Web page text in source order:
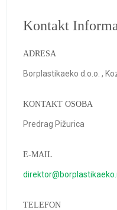
Kontakt
ADRESA
Borplastikaeko d.o.o. ,
KONTAKT OSOBA
Predrag Pižurica
E-MAIL
TELEFON